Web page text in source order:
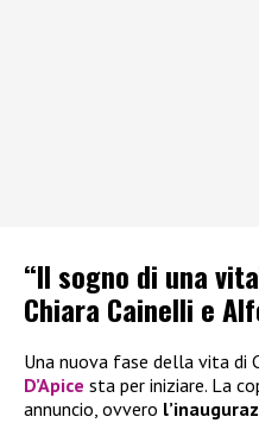
“Il sogno di una
Chiara Cainelli e
Una nuova fase della vita di
D’Apice sta per iniziare. La
annuncio, ovvero